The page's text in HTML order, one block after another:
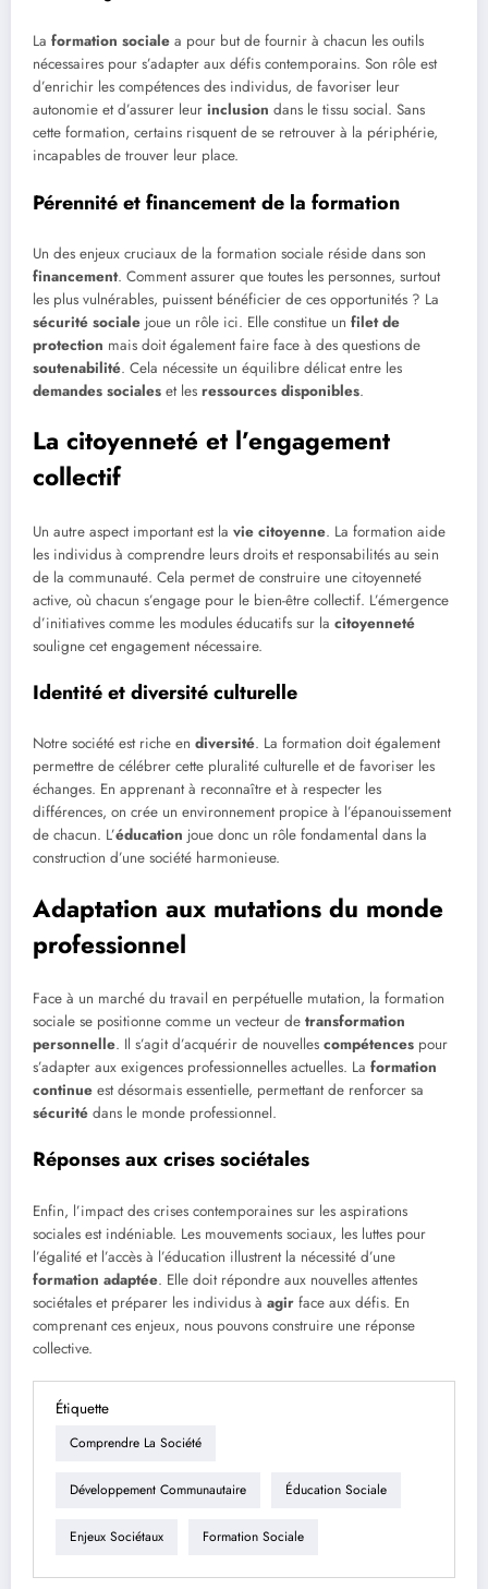
La formation sociale a pour but de fournir à chacun les outils
nécessaires pour s’adapter aux défis contemporains. Son rôle est
d’enrichir les compétences des individus, de favoriser leur
autonomie et d’assurer leur inclusion dans le tissu social. Sans
cette formation, certains risquent de se retrouver à la périphérie,
incapables de trouver leur place.
Pérennité et financement de la formation
Un des enjeux cruciaux de la formation sociale réside dans son
financement. Comment assurer que toutes les personnes, surtout
les plus vulnérables, puissent bénéficier de ces opportunités ? La
sécurité sociale joue un rôle ici. Elle constitue un filet de
protection mais doit également faire face à des questions de
soutenabilité. Cela nécessite un équilibre délicat entre les
demandes sociales et les ressources disponibles.
La citoyenneté et l’engagement
collectif
Un autre aspect important est la vie citoyenne. La formation aide
les individus à comprendre leurs droits et responsabilités au sein
de la communauté. Cela permet de construire une citoyenneté
active, où chacun s’engage pour le bien-être collectif. L’émergence
d’initiatives comme les modules éducatifs sur la citoyenneté
souligne cet engagement nécessaire.
Identité et diversité culturelle
Notre société est riche en diversité. La formation doit également
permettre de célébrer cette pluralité culturelle et de favoriser les
échanges. En apprenant à reconnaître et à respecter les
différences, on crée un environnement propice à l’épanouissement
de chacun. L’éducation joue donc un rôle fondamental dans la
construction d’une société harmonieuse.
Adaptation aux mutations du monde
professionnel
Face à un marché du travail en perpétuelle mutation, la formation
sociale se positionne comme un vecteur de transformation
personnelle. Il s’agit d’acquérir de nouvelles compétences pour
s’adapter aux exigences professionnelles actuelles. La formation
continue est désormais essentielle, permettant de renforcer sa
sécurité dans le monde professionnel.
Réponses aux crises sociétales
Enfin, l’impact des crises contemporaines sur les aspirations
sociales est indéniable. Les mouvements sociaux, les luttes pour
l’égalité et l’accès à l’éducation illustrent la nécessité d’une
formation adaptée. Elle doit répondre aux nouvelles attentes
sociétales et préparer les individus à agir face aux défis. En
comprenant ces enjeux, nous pouvons construire une réponse
collective.
Étiquette
Comprendre La Société
Développement Communautaire Éducation Sociale
Enjeux Sociétaux Formation Sociale